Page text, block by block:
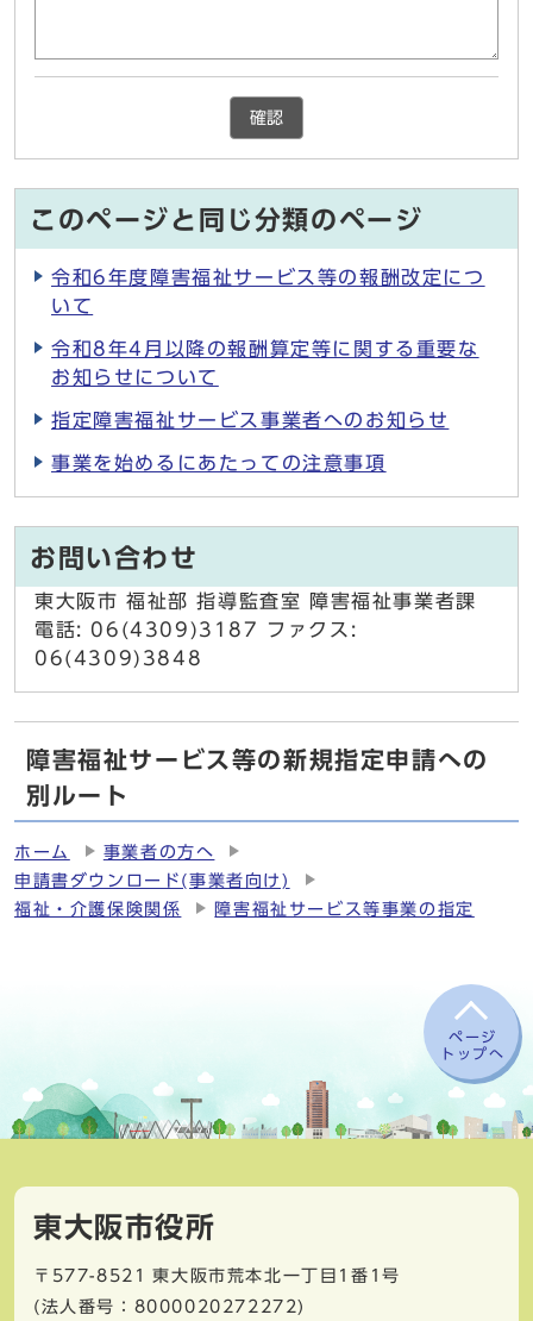
確認
このページと同じ分類のページ
令和6年度障害福祉サービス等の報酬改定につ
いて
令和8年4月以降の報酬算定等に関する重要な
お知らせについて
指定障害福祉サービス事業者へのお知らせ
事業を始めるにあたっての注意事項
お問い合わせ
東大阪市 福祉部 指導監査室 障害福祉事業者課
電話: 06(4309)3187 ファクス:
06(4309)3848
障害福祉サービス等の新規指定申請への
別ルート
ホーム
事業者の方へ
申請書ダウンロード(事業者向け)
福祉・介護保険関係
障害福祉サービス等事業の指定
ページ
トップへ
東大阪市役所
〒577-8521
東大阪市荒本北一丁目1番1号
(法人番号：8000020272272)